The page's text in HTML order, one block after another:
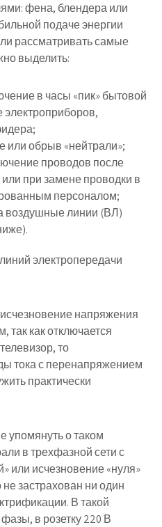
фена, блендера или
подаче энергии
рассматривать самые
выделить:
в часы «пик» бытовой
электроприборов,
или обрыв «нейтрали»;
проводов после
при замене проводки в
персоналом;
воздушные линии (ВЛ)
электропередачи
напряжения
так как отключается
то
тока с перенапряжением
практически
упомянуть о таком
в трехфазной сети с
или исчезновение «нуля»
не застрахован ни один
В такой
в розетку 220 В